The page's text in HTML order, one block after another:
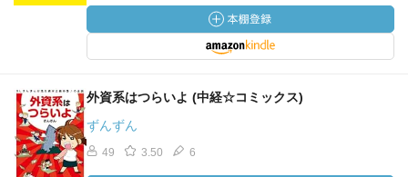
外資系はつらいよ (中経☆コミックス)
ずんずん
49 3.50 6